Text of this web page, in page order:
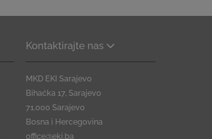
Kontaktirajte nas
MKD EKI Sarajevo
Bihaćka 17, Sarajevo
71.000 Sarajevo
Bosna i Hercegovina
office@eki.ba